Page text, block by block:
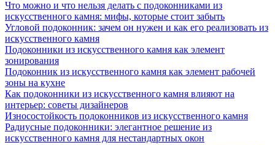
Что можно и что нельзя делать с подоконниками из
искусственного камня: мифы, которые стоит забыть
Угловой подоконник: зачем он нужен и как его реализовать из
искусственного камня
Подоконники из искусственного камня как элемент
зонирования
Подоконник из искусственного камня как элемент рабочей
зоны на кухне
Как подоконники из искусственного камня влияют на
интерьер: советы дизайнеров
Износостойкость подоконников из искусственного камня
Радиусные подоконники: элегантное решение из
искусственного камня для нестандартных окон